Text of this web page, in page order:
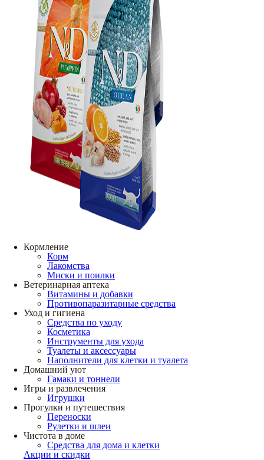
Кормление
Корм
Лакомства
Миски и поилки
Ветеринарная аптека
Витамины и добавки
Противопаразитарные средства
Уход и гигиена
Средства по уходу
Косметика
Инструменты для ухода
Туалеты и аксессуары
Наполнители для клетки и туалета
Домашний уют
Гамаки и тоннели
Игры и развлечения
Игрушки
Прогулки и путешествия
Переноски
Рулетки и шлеи
Чистота в доме
Средства для дома и клетки
Акции и скидки